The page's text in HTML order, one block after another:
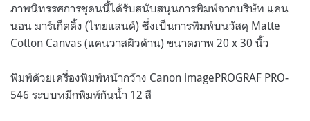
ภาพนิทรรศการชุดนนี้ได้รับสนับสนุนการพิมพ์จากบริษัท แคน
นอน มาร์เก็ตติ้ง (ไทยแลนด์) ซึ่งเป็นการพิมพ์บนวัสดุ Matte
Cotton Canvas (แคนวาสผิวด้าน) ขนาดภาพ 20 x 30 นิ้ว
พิมพ์ด้วยเครื่องพิมพ์หน้ากว้าง Canon imagePROGRAF PRO-
546 ระบบหมึกพิมพ์กันน้ำ 12 สี